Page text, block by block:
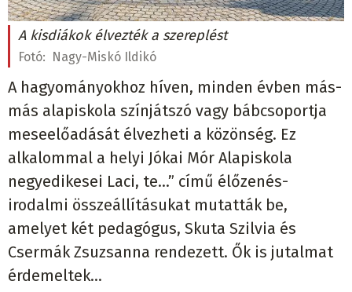
A kisdiákok élvezték a szereplést
Fotó: Nagy-Miskó Ildikó
A hagyományokhoz híven, minden évben más-
más alapiskola színjátszó vagy bábcsoportja
meseelőadását élvezheti a közönség. Ez
alkalommal a helyi Jókai Mór Alapiskola
negyedikesei Laci, te…” című élőzenés-
irodalmi összeállításukat mutatták be,
amelyet két pedagógus, Skuta Szilvia és
Csermák Zsuzsanna rendezett. Ők is jutalmat
érdemeltek...